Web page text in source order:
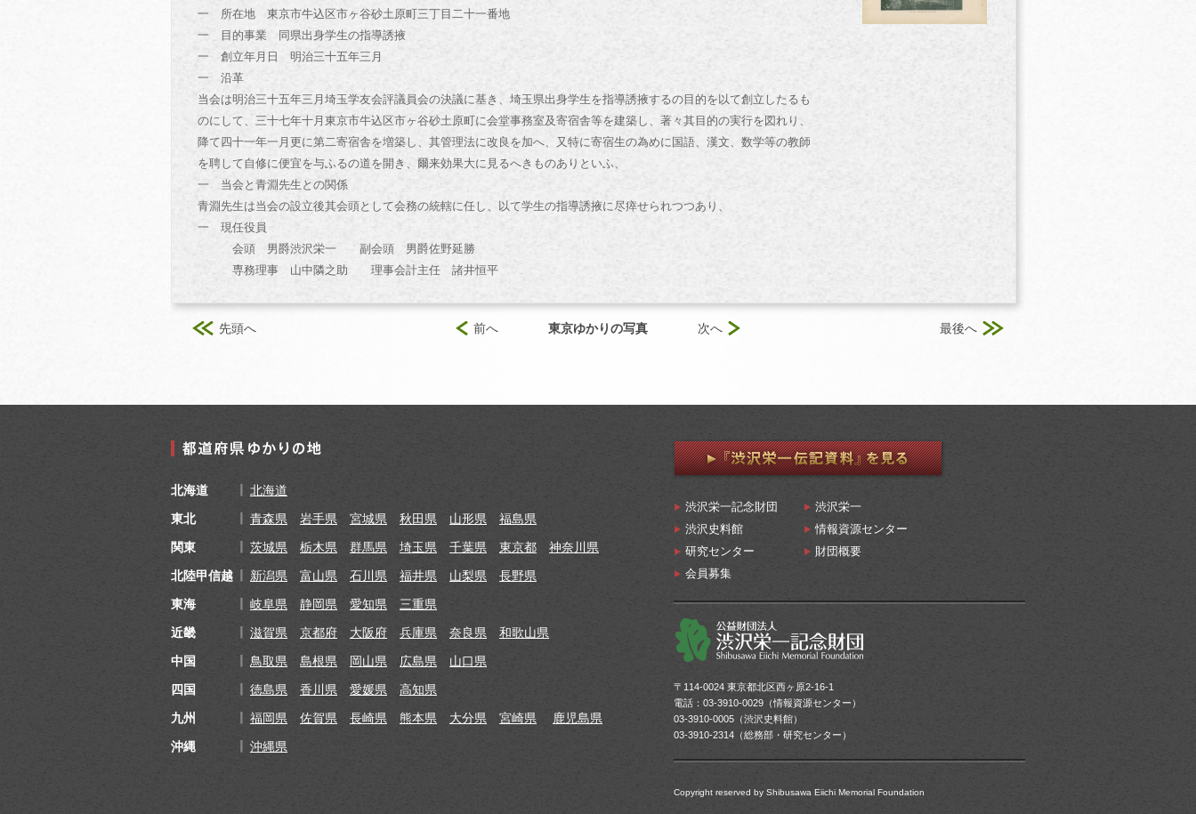
一 所在地 東京市牛込区市ヶ谷砂土原町三丁目二十一番地
一 目的事業 同県出身学生の指導誘掖
一 創立年月日 明治三十五年三月
一 沿革
当会は明治三十五年三月埼玉学友会評議員会の決議に基き、埼玉県出身学生を指導誘掖するの目的を以て創立したるも
のにして、三十七年十月東京市牛込区市ヶ谷砂土原町に会堂事務室及寄宿舎等を建築し、著々其目的の実行を図れり、
降て四十一年一月更に第二寄宿舎を増築し、其管理法に改良を加へ、又特に寄宿生の為めに国語、漢文、数学等の教師
を聘して自修に便宜を与ふるの道を開き、爾来効果大に見るへきものありといふ、
一 当会と青淵先生との関係
青淵先生は当会の設立後其会頭として会務の統轄に任し、以て学生の指導誘掖に尽瘁せられつつあり、
一 現任役員
会頭 男爵渋沢栄一 副会頭 男爵佐野延勝
専務理事 山中隣之助 理事会計主任 諸井恒平
先頭へ 最後へ
前へ 東京ゆかりの写真 次へ
北海道
北海道
東北
青森県 岩手県 宮城県 秋田県 山形県
福島県
関東
茨城県 栃木県 群馬県 埼玉県 千葉県 東京都
神奈川県
北陸甲信越
新潟県 富山県 石川県 福井県 山梨県
長野県
東海
岐阜県 静岡県 愛知県
三重県
近畿
滋賀県 京都府 大阪府 兵庫県 奈良県
和歌山県
中国
鳥取県 島根県 岡山県 広島県
山口県
四国
徳島県 香川県 愛媛県
高知県
九州
福岡県 佐賀県 長崎県 熊本県 大分県 宮崎県
鹿児島県
沖縄
沖縄県
渋沢栄一記念財団
渋沢栄一
渋沢史料館
情報資源センター
研究センター
財団概要
会員募集
〒114-0024 東京都北区西ヶ原2-16-1
電話：03-3910-0029（情報資源センター）
03-3910-0005（渋沢史料館）
03-3910-2314（総務部・研究センター）
Copyright reserved by Shibusawa Eiichi Memorial Foundation